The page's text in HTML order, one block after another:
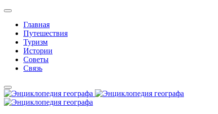
Главная
Путешествия
Туризм
Истории
Советы
Связь